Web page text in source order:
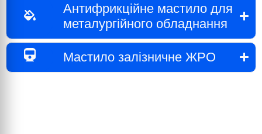
Антифрикційне мастило для
металургійного обладнання
Мастило залізничне ЖРО